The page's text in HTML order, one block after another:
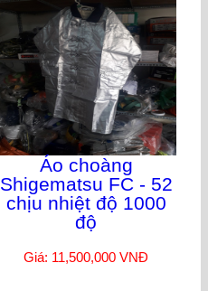
Áo choàng
Shigematsu FC - 52
chịu nhiệt độ 1000
độ
Giá: 11,500,000 VNĐ